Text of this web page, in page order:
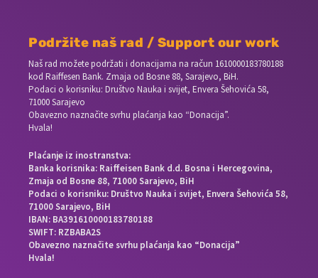
Podržite naš rad / Support our work
Naš rad možete podržati i donacijama na račun 1610000183780188
kod Raiffesen Bank. Zmaja od Bosne 88, Sarajevo, BiH.
Podaci o korisniku: Društvo Nauka i svijet, Envera Šehovića 58,
71000 Sarajevo
Obavezno naznačite svrhu plaćanja kao “Donacija”.
Hvala!
Plaćanje iz inostranstva:
Banka korisnika: Raiffeisen Bank d.d. Bosna i Hercegovina,
Zmaja od Bosne 88, 71000 Sarajevo, BiH
Podaci o korisniku: Društvo Nauka i svijet, Envera Šehovića 58,
71000 Sarajevo, BiH
IBAN: BA391610000183780188
SWIFT: RZBABA2S
Obavezno naznačite svrhu plaćanja kao “Donacija”
Hvala!